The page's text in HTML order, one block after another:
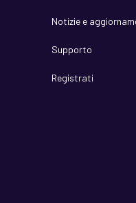
Notizie e
Supporto
Registrati